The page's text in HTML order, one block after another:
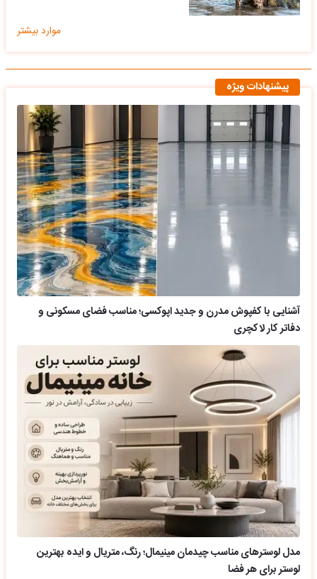
موارد بیشتر
پیشنهادات ویژه
آشنایی با کفپوش مدرن و جدید اپوکسی؛ مناسب فضای مسکونی و
دفاتر کار لاکچری
مدل لوسترهای مناسب چیدمان مینیمال؛ رنگ، متریال و ایده بهترین
لوستر برای هر فضا